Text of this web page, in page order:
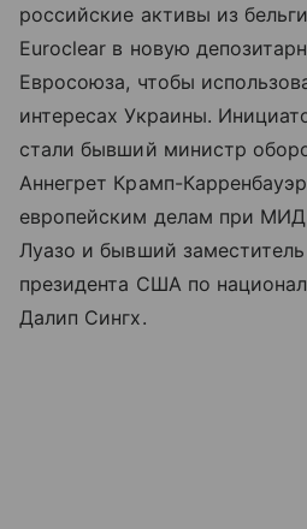
российские активы из
Euroclear в новую
Евросоюза, чтобы
интересах Украины.
стали бывший министр
Аннегрет Крамп-
европейским делам при
Луазо и бывший
президента США по
Далип Сингх.